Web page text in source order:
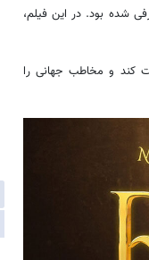
شده بود. در این فیلم،
کند و مخاطب جهانی را